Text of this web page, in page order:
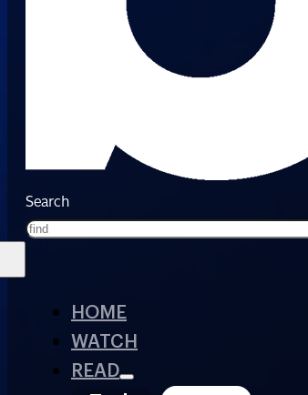
Search
HOME
WATCH
READ